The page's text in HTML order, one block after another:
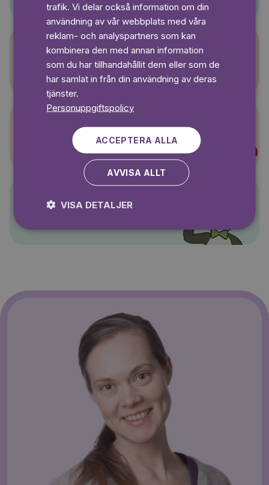
Sagasagor
Super-Charlie
Pelle Svanslös
trafik. Vi delar också information om din
användning av vår webbplats med våra
reklam- och analyspartners som kan
kombinera den med annan information
som du har tillhandahållit dem eller som de
har samlat in från din användning av deras
tjänster.
Personuppgiftspolicy
ACCEPTERA ALLA
AVVISA ALLT
VISA DETALJER